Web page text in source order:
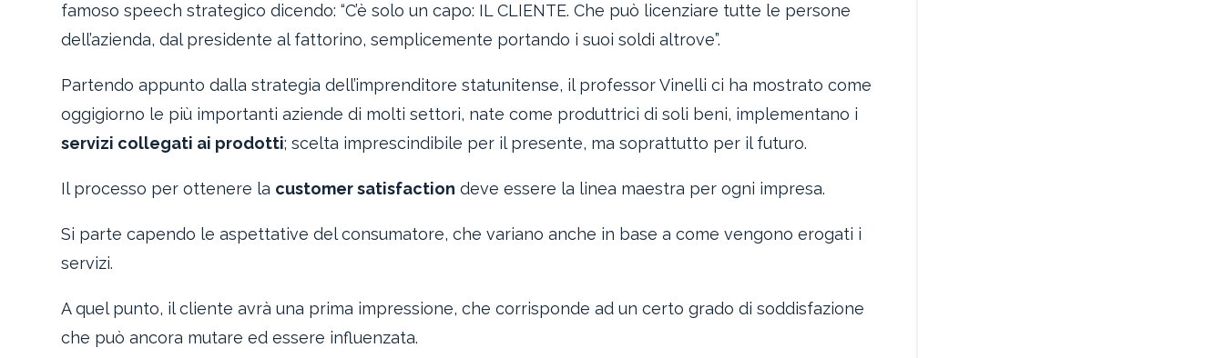
famoso speech strategico dicendo: “C’è solo un capo: IL CLIENTE. Che può licenziare tutte le persone
dell’azienda, dal presidente al fattorino, semplicemente portando i suoi soldi altrove”.
Partendo appunto dalla strategia dell’imprenditore statunitense, il professor Vinelli ci ha mostrato come
oggigiorno le più importanti aziende di molti settori, nate come produttrici di soli beni, implementano i
servizi collegati ai prodotti; scelta imprescindibile per il presente, ma soprattutto per il futuro.
Il processo per ottenere la customer satisfaction deve essere la linea maestra per ogni impresa.
Si parte capendo le aspettative del consumatore, che variano anche in base a come vengono erogati i
servizi.
A quel punto, il cliente avrà una prima impressione, che corrisponde ad un certo grado di soddisfazione
che può ancora mutare ed essere influenzata.